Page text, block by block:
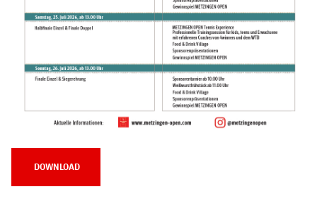
DOWNLOAD